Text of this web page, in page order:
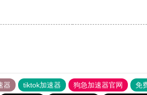
器 tiktok加速器 狗急加速器官网 免